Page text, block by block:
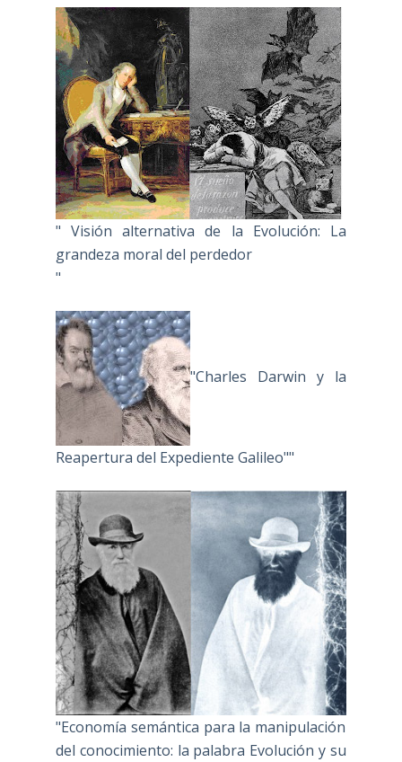
" Visión alternativa de la Evolución: La
grandeza moral del perdedor
"
"Charles Darwin y la
Reapertura del Expediente Galileo""
"Economía semántica para la manipulación
del conocimiento: la palabra Evolución y su